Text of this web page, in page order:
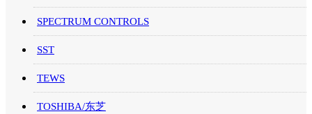
SPECTRUM CONTROLS
SST
TEWS
TOSHIBA/东芝